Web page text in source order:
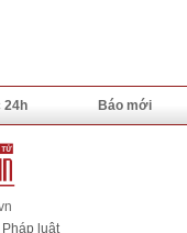
24h Báo mới
luật